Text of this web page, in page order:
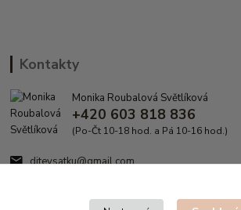
Kontakty
Monika Roubalová Světlíková
+420 603 818 836
(Po-Čt 10-18 hod. a Pá 10-16 hod.)
ditevsatku@gmail.com